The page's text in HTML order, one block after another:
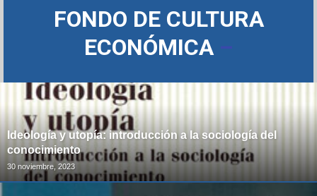
FONDO DE CULTURA
ECONÓMICA
Ideología y utopía: introducción a la sociología del
conocimiento
30 noviembre, 2023